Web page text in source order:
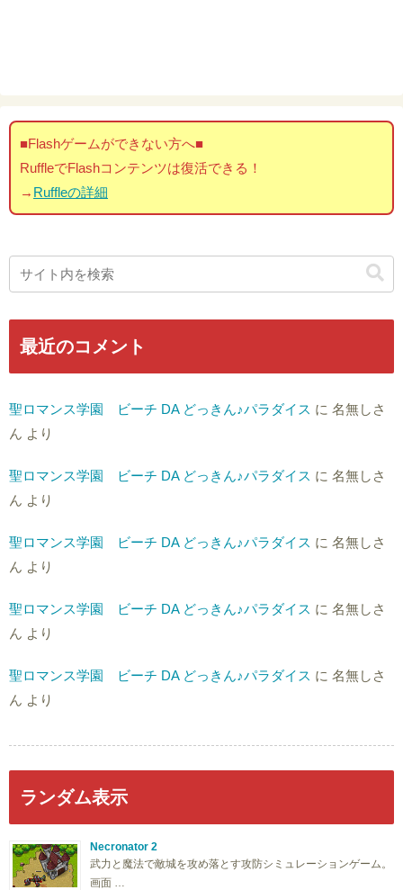
■Flashゲームができない方へ■
RuffleでFlashコンテンツは復活できる！
→ Ruffleの詳細
最近のコメント
聖ロマンス学園 ビーチ DA どっきん♪パラダイス に 名無しさ
ん より
聖ロマンス学園 ビーチ DA どっきん♪パラダイス に 名無しさ
ん より
聖ロマンス学園 ビーチ DA どっきん♪パラダイス に 名無しさ
ん より
聖ロマンス学園 ビーチ DA どっきん♪パラダイス に 名無しさ
ん より
聖ロマンス学園 ビーチ DA どっきん♪パラダイス に 名無しさ
ん より
ランダム表示
Necronator 2
武力と魔法で敵城を攻め落とす攻防シミュレーションゲーム。
画面 …